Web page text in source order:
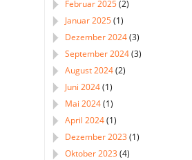
Februar 2025(2)
Januar 2025(1)
Dezember 2024(3)
September 2024(3)
August 2024(2)
Juni 2024(1)
Mai 2024(1)
April 2024(1)
Dezember 2023(1)
Oktober 2023(4)